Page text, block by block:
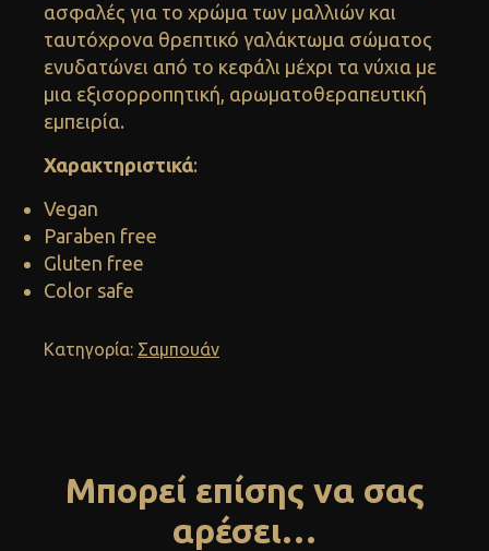
ασφαλές για το χρώμα των μαλλιών και
ταυτόχρονα θρεπτικό γαλάκτωμα σώματος
ενυδατώνει από το κεφάλι μέχρι τα νύχια με
μια εξισορροπητική, αρωματοθεραπευτική
εμπειρία.
Χαρακτηριστικά:
Vegan
Paraben free
Gluten free
Color safe
Κατηγορία: Σαμπουάν
Μπορεί επίσης να σας
αρέσει…